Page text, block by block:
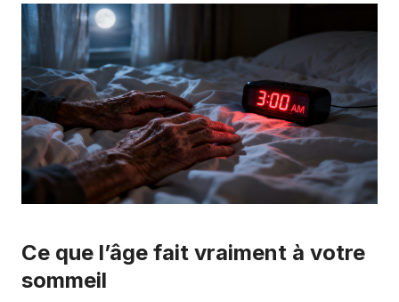
Ce que l’âge fait vraiment à votre
sommeil